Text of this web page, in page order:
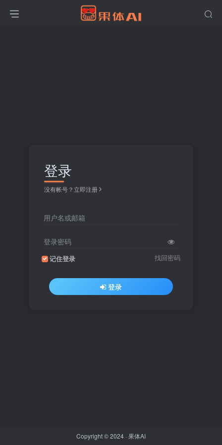
登录
没有帐号？立即注册
用户名或邮箱
登录密码
记住登录 找回密码
登录
Copyright © 2024 ·果体AI